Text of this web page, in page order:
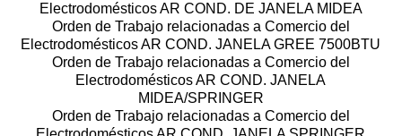
Electrodomésticos AR COND. DE JANELA MIDEA
Orden de Trabajo relacionadas a Comercio del
Electrodomésticos AR COND. JANELA GREE 7500BTU
Orden de Trabajo relacionadas a Comercio del
Electrodomésticos AR COND. JANELA
MIDEA/SPRINGER
Orden de Trabajo relacionadas a Comercio del